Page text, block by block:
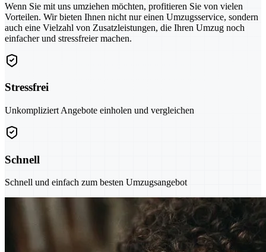
Wenn Sie mit uns umziehen möchten, profitieren Sie von vielen
Vorteilen. Wir bieten Ihnen nicht nur einen Umzugsservice, sondern
auch eine Vielzahl von Zusatzleistungen, die Ihren Umzug noch
einfacher und stressfreier machen.
Stressfrei
Unkompliziert Angebote einholen und vergleichen
Schnell
Schnell und einfach zum besten Umzugsangebot